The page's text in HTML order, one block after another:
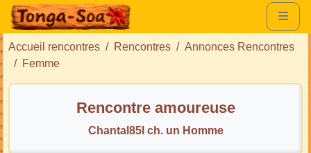
Accueil rencontres Rencontres
Annonces Rencontres
Femme
Rencontre amoureuse
Chantal85l ch. un Homme